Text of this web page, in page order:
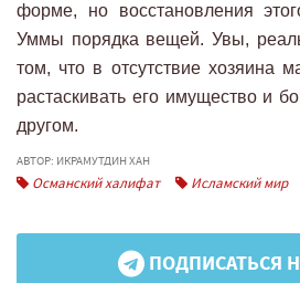
форме, но восстановления
Уммы порядка вещей. Увы,
том, что в отсутствие хозяина
растаскивать его имущество и
другом.
АВТОР: ИКРАМУТДИН ХАН
Османский халифат Исламский мир
ПОДПИСАТЬСЯ